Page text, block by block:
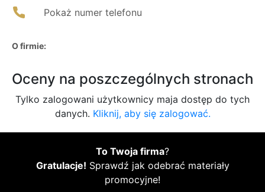
Pokaż numer telefonu
O firmie:
Oceny na poszczególnych stronach
Tylko zalogowani użytkownicy maja dostęp do tych
danych. Kliknij, aby się zalogować.
To Twoja firma?
Gratulacje! Sprawdź jak odebrać materiały
promocyjne!